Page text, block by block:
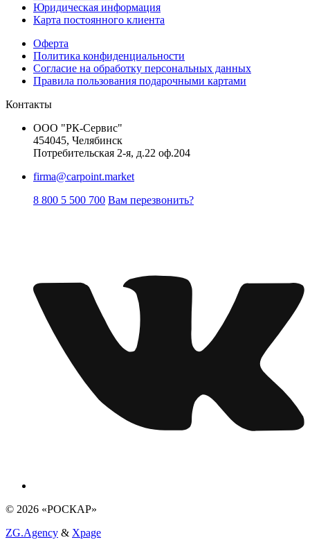
Юридическая информация
Карта постоянного клиента
Оферта
Политика конфиденциальности
Согласие на обработку персональных данных
Правила пользования подарочными картами
Контакты
ООО "РК-Сервис"
454045, Челябинск
Потребительская 2-я, д.22 оф.204
firma@carpoint.market
8 800 5 500 700 Вам перезвонить?
© 2026 «РОСКАР»
ZG.Agency & Xpage